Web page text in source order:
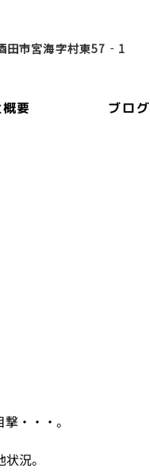
田市宮海字村東57‐1
要 ブログ
・・・。
況。